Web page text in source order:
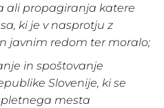
ali propagiranja katere
ki je v nasprotju z
javnim redom ter moralo;
in spoštovanje
Slovenije, ki se
mesta